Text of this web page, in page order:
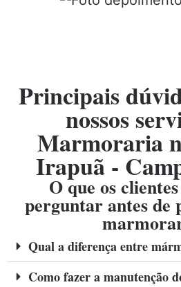
Principais
nossos
Marmoraria
Irapuã -
O que os
perguntar antes
Qual a diferença entre
Como fazer a manutenção